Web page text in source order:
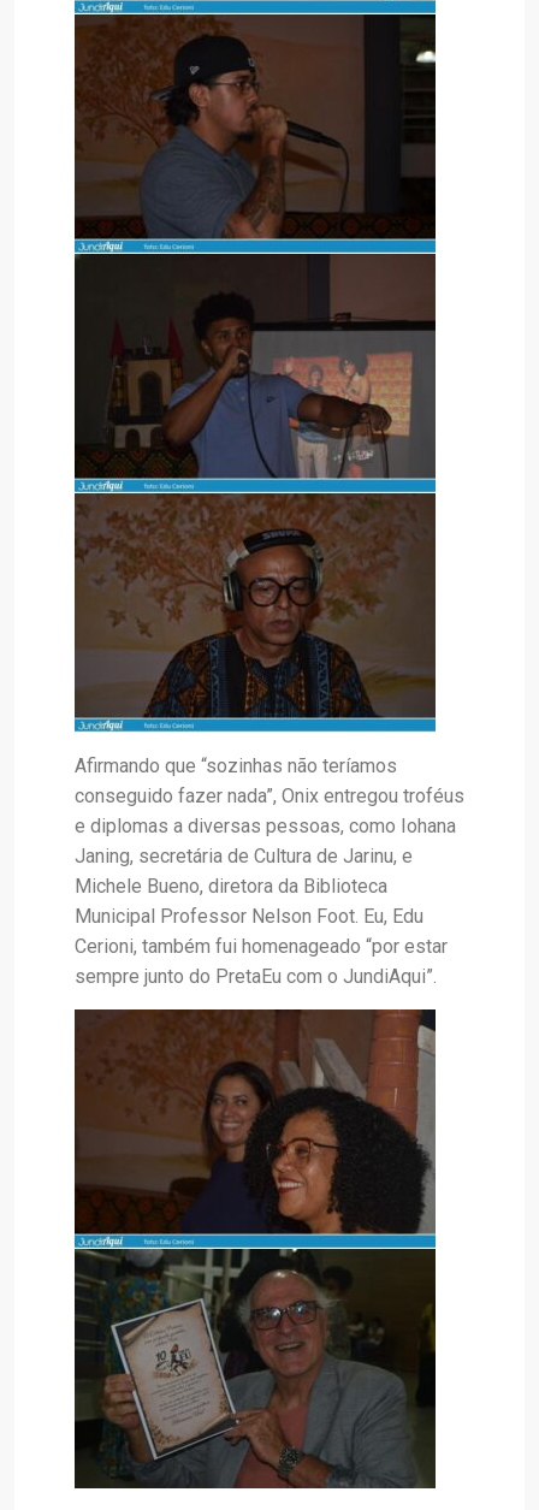
Afirmando que “sozinhas não teríamos
conseguido fazer nada”, Onix entregou troféus
e diplomas a diversas pessoas, como Iohana
Janing, secretária de Cultura de Jarinu, e
Michele Bueno, diretora da Biblioteca
Municipal Professor Nelson Foot. Eu, Edu
Cerioni, também fui homenageado “por estar
sempre junto do PretaEu com o JundiAqui”.